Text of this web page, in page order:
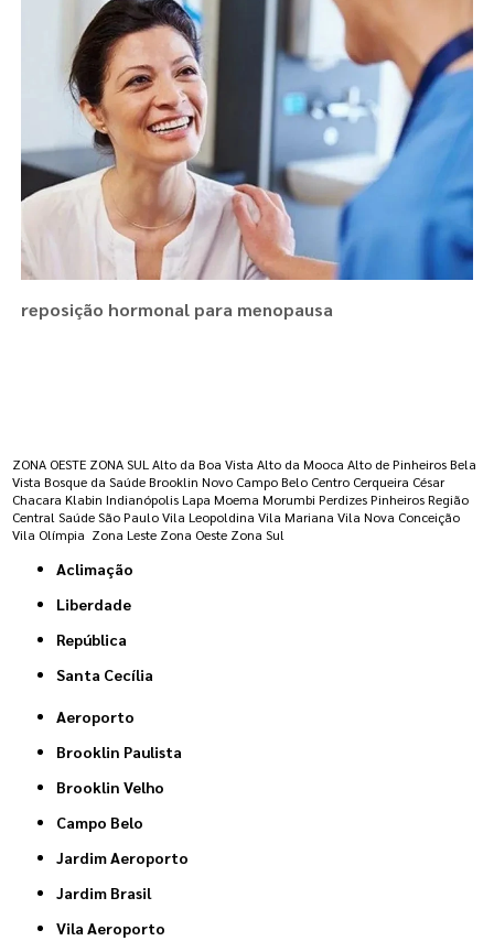
reposição hormonal para menopausa
ZONA OESTE ZONA SUL Alto da Boa Vista Alto da Mooca Alto de Pinheiros Bela
Vista Bosque da Saúde Brooklin Novo Campo Belo Centro Cerqueira César
Chacara Klabin Indianópolis Lapa Moema Morumbi Perdizes Pinheiros Região
Central Saúde São Paulo Vila Leopoldina Vila Mariana Vila Nova Conceição
Vila Olímpia Zona Leste Zona Oeste Zona Sul
Aclimação
Liberdade
República
Santa Cecília
Aeroporto
Brooklin Paulista
Brooklin Velho
Campo Belo
Jardim Aeroporto
Jardim Brasil
Vila Aeroporto